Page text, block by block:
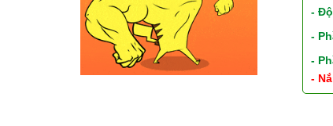
-
-
-
-